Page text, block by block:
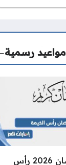
مواعيد رسمية
امساكية رمضان 2026 رأس